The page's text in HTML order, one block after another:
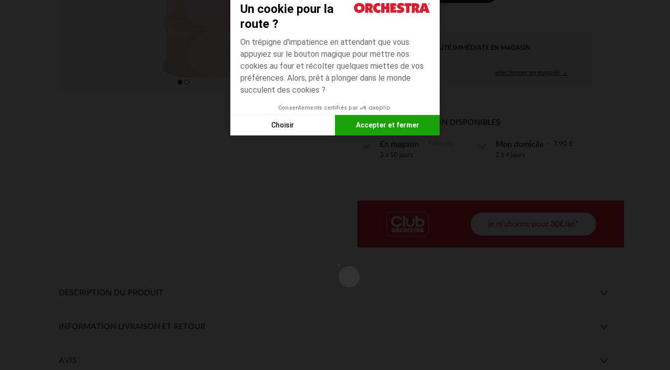
Un cookie pour la
route ?
On trépigne d'impatience en attendant que vous
appuyiez sur le bouton magique pour mettre nos
cookies au four et récolter quelques miettes de vos
préférences. Alors, prêt à plonger dans le monde
succulent des cookies ?
Consentements certifiés par
Choisir Accepter et fermer
Plateforme de Gestion du Consentement : Personnalisez vos Options
DISPONIBILITÉ IMMÉDIATE EN MAGASIN
sélectionner un magasin →
MODES DE LIVRAISON DISPONIBLES
En magasin
3 à 10 jours
Mon domicile 7,90 €
2 à 4 jours
je m'abonne pour 30€/an*
DESCRIPTION DU PRODUIT
INFORMATION LIVRAISON ET RETOUR
AVIS